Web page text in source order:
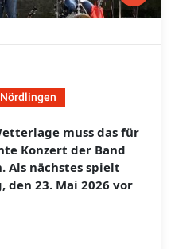
muss das für
Konzert der Band
Als nächstes spielt
den 23. Mai 2026 vor